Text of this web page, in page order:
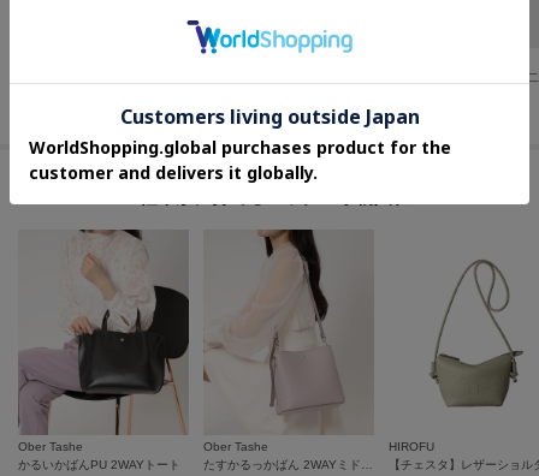
Ober Tashe
かるいかばんPU 2WAYトート
Ober Tashe
HIROFU